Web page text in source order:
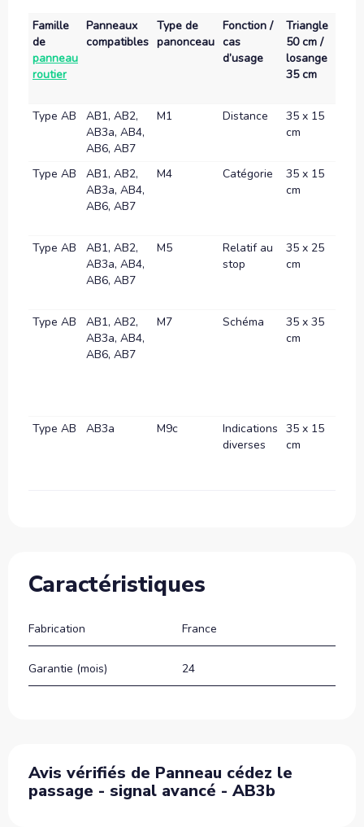
Famille
de
panneau
routier
Panneaux
compatibles
Type de
panonceau
Fonction /
cas
d’usage
Triangle
50 cm /
losange
35 cm
Type AB
AB1, AB2,
AB3a, AB4,
AB6, AB7
M1 Distance
35 x 15
cm
Type AB
AB1, AB2,
AB3a, AB4,
AB6, AB7
M4 Catégorie
35 x 15
cm
Type AB
AB1, AB2,
AB3a, AB4,
AB6, AB7
M5
Relatif au
stop
35 x 25
cm
Type AB
AB1, AB2,
AB3a, AB4,
AB6, AB7
M7 Schéma
35 x 35
cm
Type AB AB3a M9c
Indications
diverses
35 x 15
cm
Caractéristiques
Fabrication France
Garantie (mois) 24
Avis vérifiés de Panneau cédez le
passage - signal avancé - AB3b